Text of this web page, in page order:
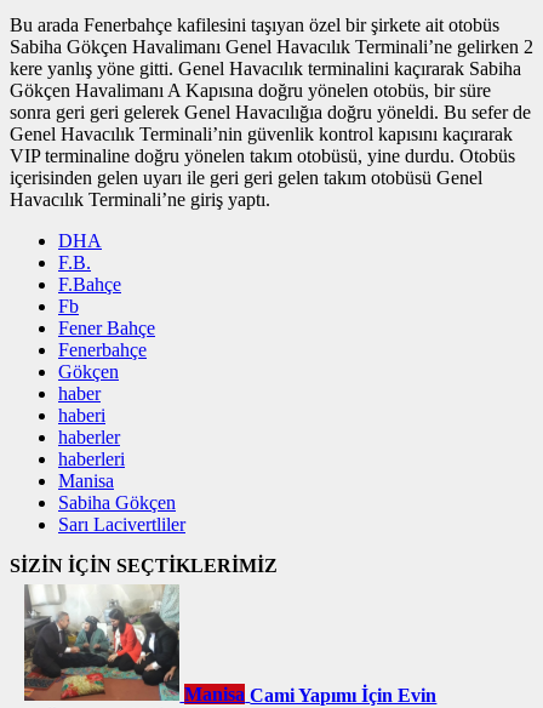
Bu arada Fenerbahçe kafilesini taşıyan özel bir şirkete ait otobüs
Sabiha Gökçen Havalimanı Genel Havacılık Terminali’ne gelirken 2
kere yanlış yöne gitti. Genel Havacılık terminalini kaçırarak Sabiha
Gökçen Havalimanı A Kapısına doğru yönelen otobüs, bir süre
sonra geri geri gelerek Genel Havacılığıa doğru yöneldi. Bu sefer de
Genel Havacılık Terminali’nin güvenlik kontrol kapısını kaçırarak
VIP terminaline doğru yönelen takım otobüsü, yine durdu. Otobüs
içerisinden gelen uyarı ile geri geri gelen takım otobüsü Genel
Havacılık Terminali’ne giriş yaptı.
DHA
F.B.
F.Bahçe
Fb
Fener Bahçe
Fenerbahçe
Gökçen
haber
haberi
haberler
haberleri
Manisa
Sabiha Gökçen
Sarı Lacivertliler
SİZİN İÇİN SEÇTİKLERİMİZ
Manisa Cami Yapımı İçin Evin